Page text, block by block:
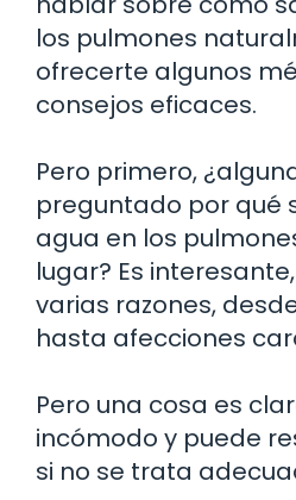
los pulmones
ofrecerte algunos
consejos eficaces.
Pero primero,
preguntado por qué
agua en los
lugar? Es
varias razones,
hasta afecciones
Pero una cosa es
incómodo y puede
si no se trata